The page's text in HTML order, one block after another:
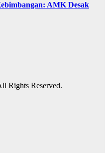
AMK Desak
Rights Reserved.